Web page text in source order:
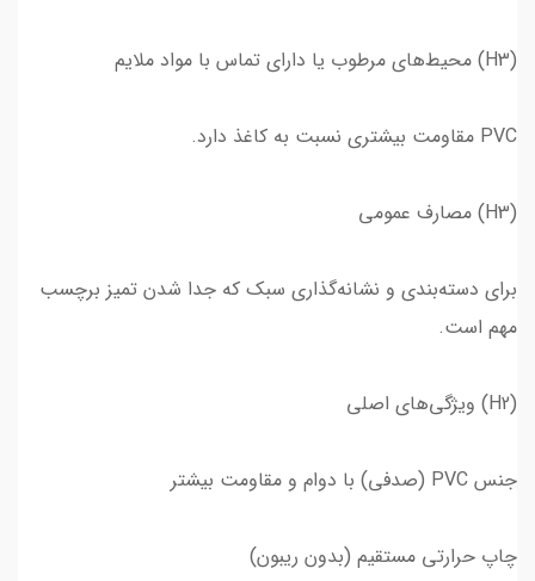
(H3) محیط‌های مرطوب یا دارای تماس با مواد ملایم
PVC مقاومت بیشتری نسبت به کاغذ دارد.
(H3) مصارف عمومی
برای دسته‌بندی و نشانه‌گذاری سبک که جدا شدن تمیز برچسب
مهم است.
(H2) ویژگی‌های اصلی
جنس PVC (صدفی) با دوام و مقاومت بیشتر
چاپ حرارتی مستقیم (بدون ریبون)